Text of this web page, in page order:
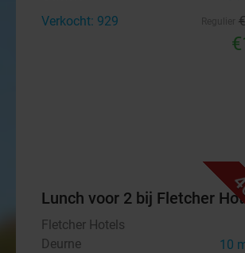
Verkocht: 929
Lunch voor 2 bij Fletcher
Fletcher Hotels
Deurne
10